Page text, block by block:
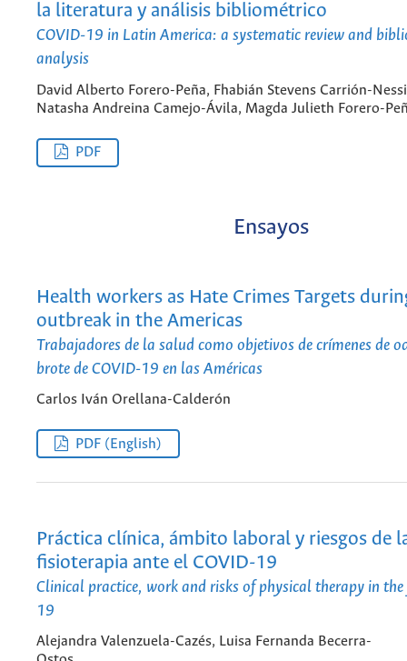
la literatura y análisis bibliométrico
COVID-19 in Latin America: a systematic review and
analysis
David Alberto Forero-Peña, Fhabián Stevens Carrión-
Natasha Andreina Camejo-Ávila, Magda Julieth Forero-
PDF
Ensayos
Health workers as Hate Crimes Targets
outbreak in the Americas
Trabajadores de la salud como objetivos de crímenes de
brote de COVID-19 en las Américas
Carlos Iván Orellana-Calderón
PDF (English)
Práctica clínica, ámbito laboral y riesgos de
fisioterapia ante el COVID-19
Clinical practice, work and risks of physical therapy in the
19
Alejandra Valenzuela-Cazés, Luisa Fernanda Becerra-